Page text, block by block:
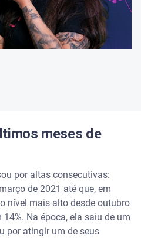
meses de
por altas consecutivas:
de 2021 até que, em
nível mais alto desde outubro
Na época, ela saiu de um
por atingir um de seus